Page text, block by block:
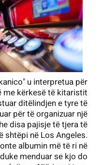
u interpretua për
me kërkesë të kitaristit
ditëlindjen e tyre të
për të organizuar një
disa pajisje të tjera të
shtëpi në Los Angeles.
albumin më të ri në
menduar se kjo do